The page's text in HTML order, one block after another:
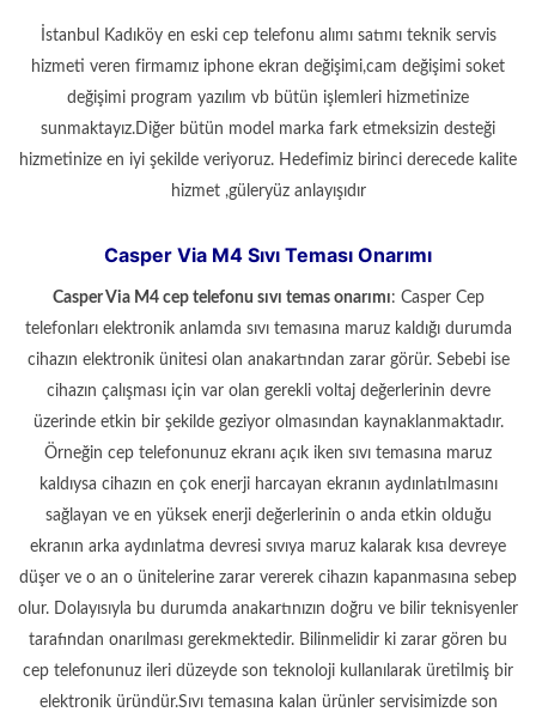
İstanbul Kadıköy en eski cep telefonu alımı satımı teknik servis
hizmeti veren firmamız iphone ekran değişimi,cam değişimi soket
değişimi program yazılım vb bütün işlemleri hizmetinize
sunmaktayız.Diğer bütün model marka fark etmeksizin desteği
hizmetinize en iyi şekilde veriyoruz. Hedefimiz birinci derecede kalite
hizmet ,güleryüz anlayışıdır
Casper Via M4 Sıvı Teması Onarımı
Casper Via M4cep telefonu sıvı temas onarımı: Casper Cep
telefonları elektronik anlamda sıvı temasına maruz kaldığı durumda
cihazın elektronik ünitesi olan anakartından zarar görür. Sebebi ise
cihazın çalışması için var olan gerekli voltaj değerlerinin devre
üzerinde etkin bir şekilde geziyor olmasından kaynaklanmaktadır.
Örneğin cep telefonunuz ekranı açık iken sıvı temasına maruz
kaldıysa cihazın en çok enerji harcayan ekranın aydınlatılmasını
sağlayan ve en yüksek enerji değerlerinin o anda etkin olduğu
ekranın arka aydınlatma devresi sıvıya maruz kalarak kısa devreye
düşer ve o an o ünitelerine zarar vererek cihazın kapanmasına sebep
olur. Dolayısıyla bu durumda anakartınızın doğru ve bilir teknisyenler
tarafından onarılması gerekmektedir. Bilinmelidir ki zarar gören bu
cep telefonunuz ileri düzeyde son teknoloji kullanılarak üretilmiş bir
elektronik üründür.Sıvı temasına kalan ürünler servisimizde son